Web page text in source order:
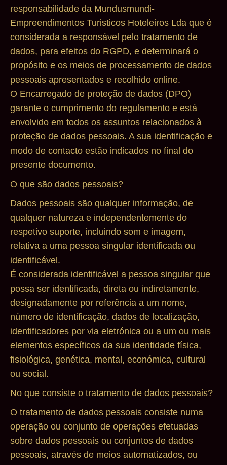
responsabilidade da Mundusmundi-
Empreendimentos Turisticos Hoteleiros Lda que é
considerada a responsável pelo tratamento de
dados, para efeitos do RGPD, e determinará o
propósito e os meios de processamento de dados
pessoais apresentados e recolhido online.
O Encarregado de proteção de dados (DPO)
garante o cumprimento do regulamento e está
envolvido em todos os assuntos relacionados à
proteção de dados pessoais. A sua identificação e
modo de contacto estão indicados no final do
presente documento.
O que são dados pessoais?
Dados pessoais são qualquer informação, de
qualquer natureza e independentemente do
respetivo suporte, incluindo som e imagem,
relativa a uma pessoa singular identificada ou
identificável.
É considerada identificável a pessoa singular que
possa ser identificada, direta ou indiretamente,
designadamente por referência a um nome,
número de identificação, dados de localização,
identificadores por via eletrónica ou a um ou mais
elementos específicos da sua identidade física,
fisiológica, genética, mental, económica, cultural
ou social.
No que consiste o tratamento de dados pessoais?
O tratamento de dados pessoais consiste numa
operação ou conjunto de operações efetuadas
sobre dados pessoais ou conjuntos de dados
pessoais, através de meios automatizados, ou